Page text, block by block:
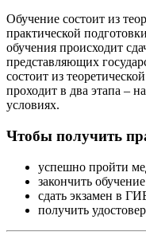
Обучение состоит из
практической
обучения происходит
представляющих
состоит из
проходит в два этапа –
условиях.
Чтобы получить
успешно пройти
закончить
сдать экзамен в
получить